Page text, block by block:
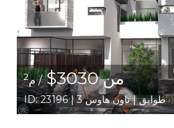
من 3030$ / م2
ID: 23196 | 3 طوابق | تاون هاوس